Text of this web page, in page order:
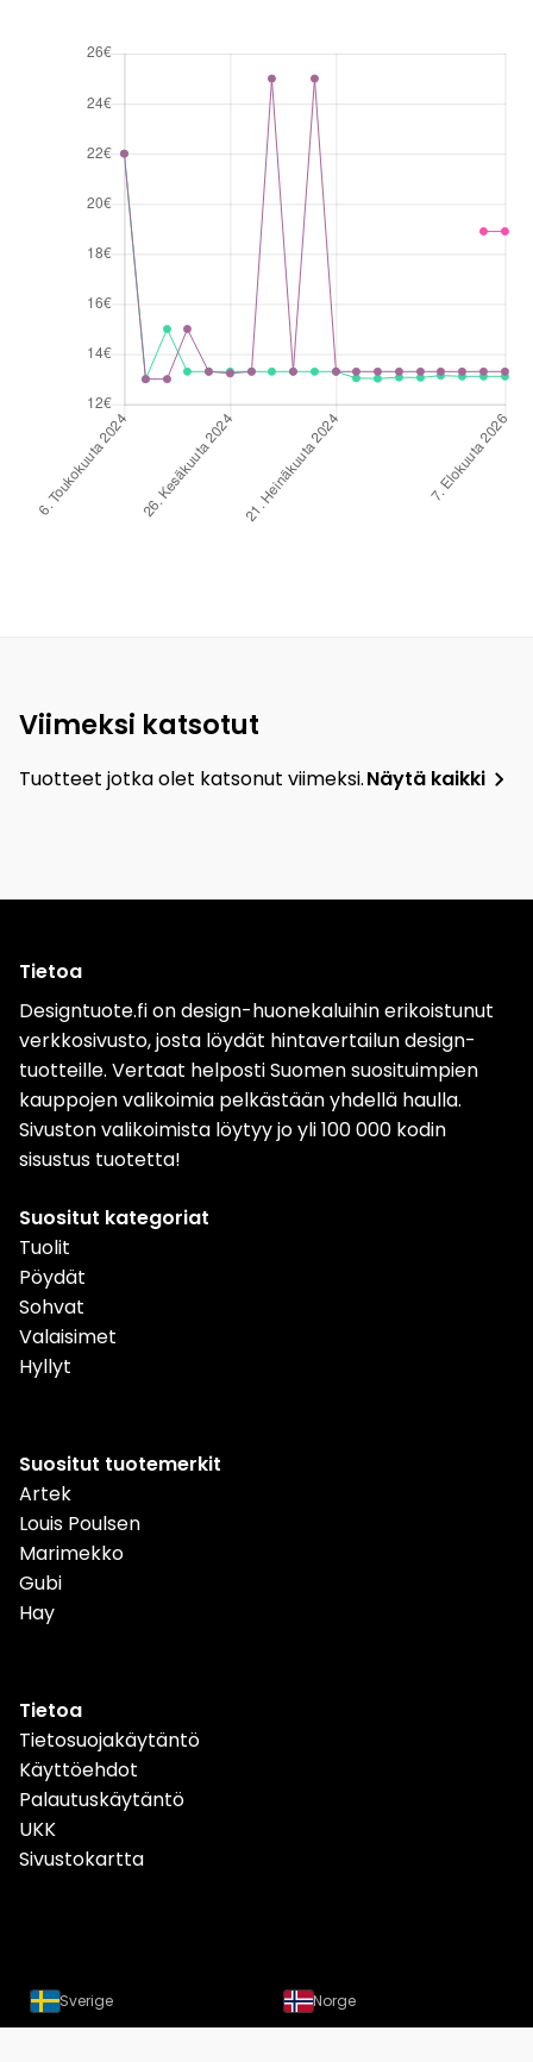
Viimeksi katsotut
Tuotteet jotka olet katsonut viimeksi.Näytä kaikki
Tietoa
Designtuote.fi on design-huonekaluihin erikoistunut
verkkosivusto, josta löydät hintavertailun design-
tuotteille. Vertaat helposti Suomen suosituimpien
kauppojen valikoimia pelkästään yhdellä haulla.
Sivuston valikoimista löytyy jo yli 100 000 kodin
sisustus tuotetta!
Suositut kategoriat
Tuolit
Pöydät
Sohvat
Valaisimet
Hyllyt
Suositut tuotemerkit
Artek
Louis Poulsen
Marimekko
Gubi
Hay
Tietoa
Tietosuojakäytäntö
Käyttöehdot
Palautuskäytäntö
UKK
Sivustokartta
Sverige Norge